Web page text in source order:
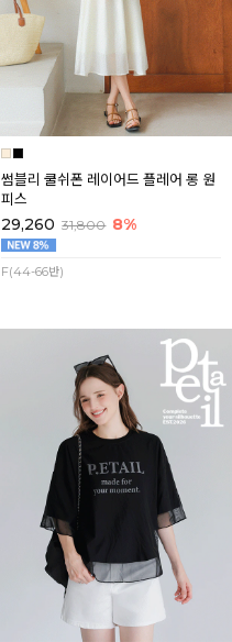
썸블리 쿨쉬폰 레이어드 플레어 롱 원
피스
29,260 31,800 8%
F(44-66반)